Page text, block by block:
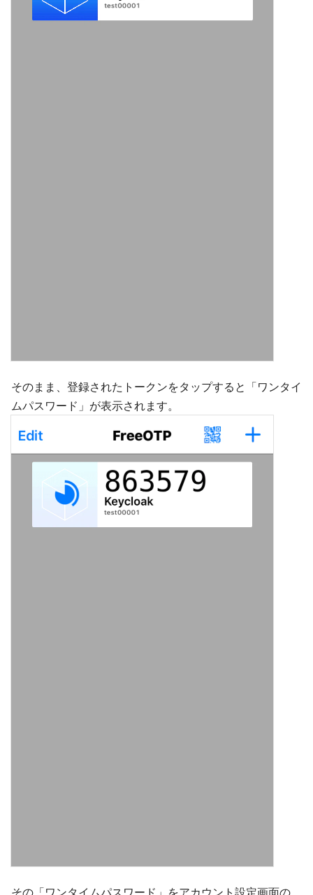
そのまま、登録されたトークンをタップすると「ワンタイ
ムパスワード」が表示されます。
その「ワンタイムパスワード」をアカウント設定画面の